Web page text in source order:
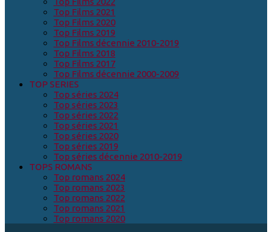
Top Films 2021
Top Films 2020
Top Films 2019
Top Films décennie 2010-2019
Top Films 2018
Top Films 2017
Top Films décennie 2000-2009
TOP SERIES
Top séries 2024
Top séries 2023
Top séries 2022
Top séries 2021
Top séries 2020
Top séries 2019
Top séries décennie 2010-2019
TOPS ROMANS
Top romans 2024
Top romans 2023
Top romans 2022
Top romans 2021
Top romans 2020